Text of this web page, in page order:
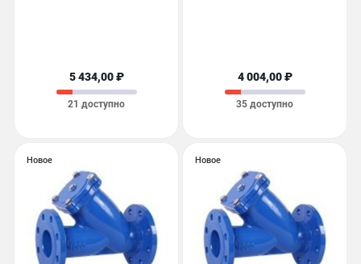
5 434,00 ₽
21 доступно
4 004,00 ₽
35 доступно
Новое Новое